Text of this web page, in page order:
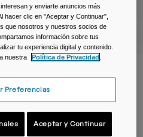
1 L – Tritan™ Renew
30% OFF
y enviarte anuncios más
hacer clic en "Aceptar y Continuar",
que nosotros y nuestros socios de
información sobre tus
tu experiencia digital y contenido.
nuestra
Política de Privacidad
Preferencias
Aceptar y Continuar